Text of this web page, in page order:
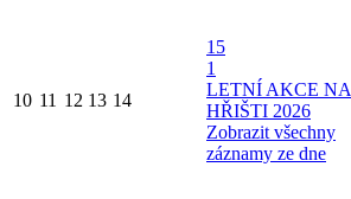
10 11 12 13 14
15
1
LETNÍ AKCE NA
HŘIŠTI 2026
Zobrazit všechny
záznamy ze dne